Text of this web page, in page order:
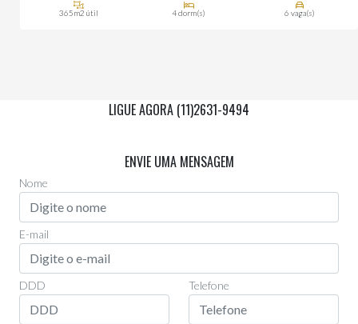
365m2 útil 4 dorm(s) 6 vaga(s)
LIGUE AGORA (11)2631-9494
ENVIE UMA MENSAGEM
Nome
E-mail
DDD Telefone